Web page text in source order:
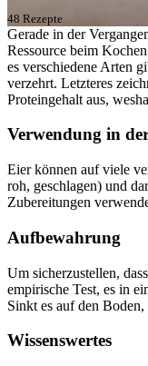
48 Rezepte
Gerade in der
Ressource beim
es verschiedene Arten
verzehrt. Letzteres
Proteingehalt aus,
Verwendung in
Eier können auf viele
roh, geschlagen) und
Zubereitungen
Aufbewahrung
Um sicherzustellen,
empirische Test, es in
Sinkt es auf den
Wissenswertes